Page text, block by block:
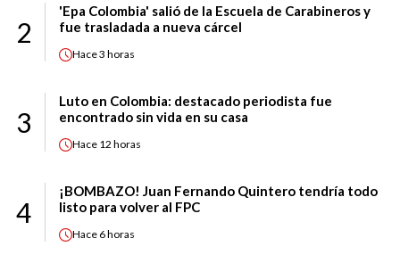
2
'Epa Colombia' salió de la Escuela de Carabineros y
fue trasladada a nueva cárcel
Hace3 horas
3
Luto en Colombia: destacado periodista fue
encontrado sin vida en su casa
Hace 12 horas
4
¡BOMBAZO! Juan Fernando Quintero tendría todo
listo para volver al FPC
Hace 6 horas